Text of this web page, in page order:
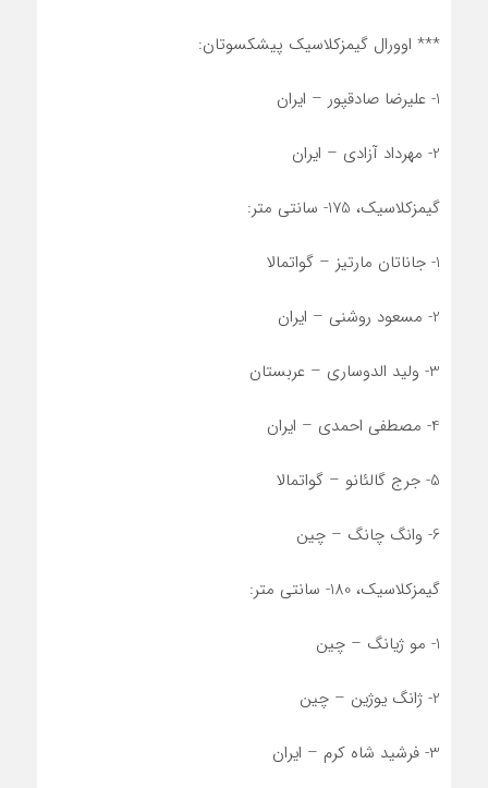
*** اوورال گیمزکلاسیک پیشکسوتان:
1- علیرضا صادقپور – ایران
2- مهرداد آزادی – ایران
گیمزکلاسیک، 175- سانتی متر:
1- جاناتان مارتیز – گواتمالا
2- مسعود روشنی – ایران
3- ولید الدوساری – عربستان
4- مصطفی احمدی – ایران
5- جرج گالئانو – گواتمالا
6- وانگ چانگ – چین
گیمزکلاسیک، 180- سانتی متر:
1- مو ژیانگ – چین
2- ژانگ یوژین – چین
3- فرشید شاه کرم – ایران